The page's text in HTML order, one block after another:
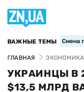
ВАЖНЫЕ ТЕМЫ Смена
ГЛАВНАЯ ЭКОНОМИКА
УКРАИНЦЫ В
$13,5 МЛРД